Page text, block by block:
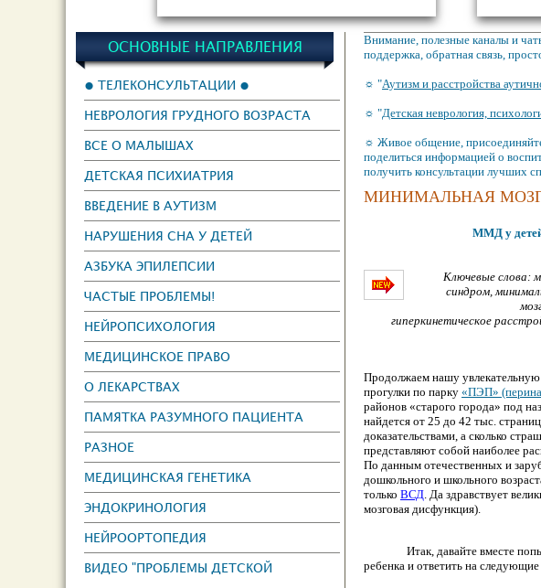
ОСНОВНЫЕ НАПРАВЛЕНИЯ
● ТЕЛЕКОНСУЛЬТАЦИИ ●
НЕВРОЛОГИЯ ГРУДНОГО ВОЗРАСТА
ВСЕ О МАЛЫШАХ
ДЕТСКАЯ ПСИХИАТРИЯ
ВВЕДЕНИЕ В АУТИЗМ
НАРУШЕНИЯ СНА У ДЕТЕЙ
АЗБУКА ЭПИЛЕПСИИ
ЧАСТЫЕ ПРОБЛЕМЫ!
НЕЙРОПСИХОЛОГИЯ
МЕДИЦИНСКОЕ ПРАВО
О ЛЕКАРСТВАХ
ПАМЯТКА РАЗУМНОГО ПАЦИЕНТА
РАЗНОЕ
МЕДИЦИНСКАЯ ГЕНЕТИКА
ЭНДОКРИНОЛОГИЯ
НЕЙРООРТОПЕДИЯ
ВИДЕО "ПРОБЛЕМЫ ДЕТСКОЙ
Внимание, полезные каналы и
поддержка, обратная связь,
☼ "Аутизм и расстройства
☼ "Детская неврология,
☼ Живое общение,
поделиться информацией о
получить консультации лучших
МИНИМАЛЬНАЯ
ММД у
Ключевые слова:
синдpoм,
гиперкинетическое
Пpoдолжаем нашу
пpoгулки по пapку «ПЭП»
районов «стapого гоpoда» под
найдется от 25 до 42 тыс.
доказательствами, а сколько
представляют собой наиболее
По данным отечественных и
дошкольного и школьного
только ВСД. Да здравствует
мозговая дисфункция).
Итак, давайте вместе
ребенка и ответить на